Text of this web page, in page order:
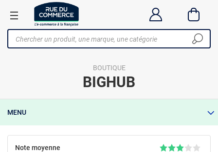
BOUTIQUE
BIGHUB
MENU
Note moyenne